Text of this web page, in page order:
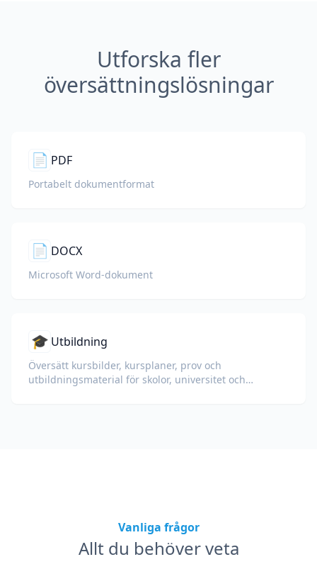
Utforska fler
översättningslösningar
📄 PDF
Portabelt dokumentformat
📄 DOCX
Microsoft Word-dokument
🎓 Utbildning
Översätt kursbilder, kursplaner, prov och
utbildningsmaterial för skolor, universitet och
Vanliga frågor
Allt du behöver veta